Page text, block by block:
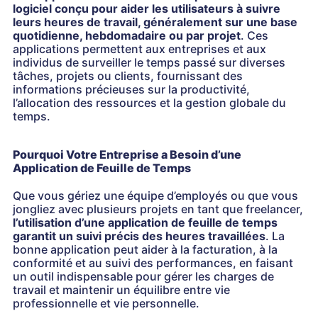
logiciel conçu pour aider les utilisateurs à suivre
leurs heures de travail, généralement sur une base
quotidienne, hebdomadaire ou par projet. Ces
applications permettent aux entreprises et aux
individus de surveiller le temps passé sur diverses
tâches, projets ou clients, fournissant des
informations précieuses sur la productivité,
l’allocation des ressources et la gestion globale du
temps.
Pourquoi Votre Entreprise a Besoin d’une
Application de Feuille de Temps
Que vous gériez une équipe d’employés ou que vous
jongliez avec plusieurs projets en tant que freelancer,
l’utilisation d’une application de feuille de temps
garantit un suivi précis des heures travaillées. La
bonne application peut aider à la facturation, à la
conformité et au suivi des performances, en faisant
un outil indispensable pour gérer les charges de
travail et maintenir un équilibre entre vie
professionnelle et vie personnelle.